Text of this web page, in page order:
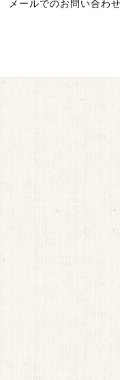
メールでのお問い合わせ